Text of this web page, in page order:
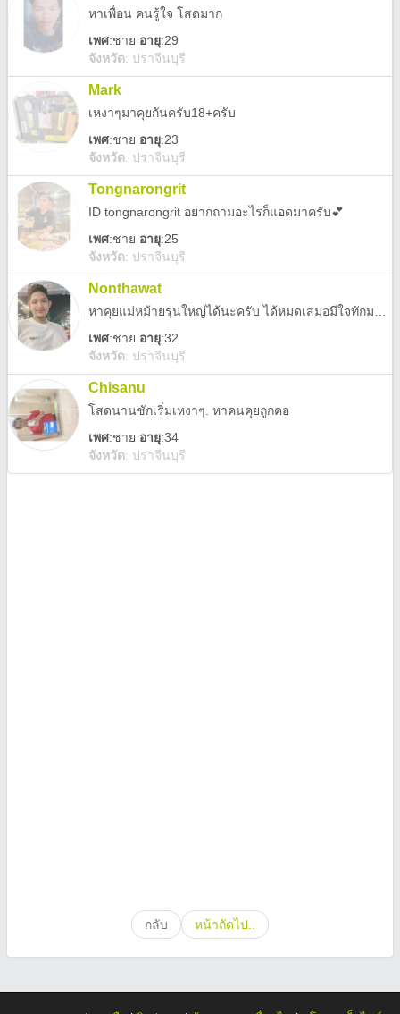
หาเพื่อน คนรู้ใจ โสดมาก
เพศ:ชาย อายุ:29
จังหวัด: ปราจีนบุรี
Mark
เหงาๆมาคุยกันครับ18+ครับ
เพศ:ชาย อายุ:23
จังหวัด: ปราจีนบุรี
Tongnarongrit
ID tongnarongrit อยากถามอะไรก็แอดมาครับ💕
เพศ:ชาย อายุ:25
จังหวัด: ปราจีนบุรี
Nonthawat
เพศ:ชาย อายุ:32
จังหวัด: ปราจีนบุรี
Chisanu
โสดนานชักเริ่มเหงาๆ. หาคนคุยถูกคอ
เพศ:ชาย อายุ:34
จังหวัด: ปราจีนบุรี
กลับ หน้าถัดไป..